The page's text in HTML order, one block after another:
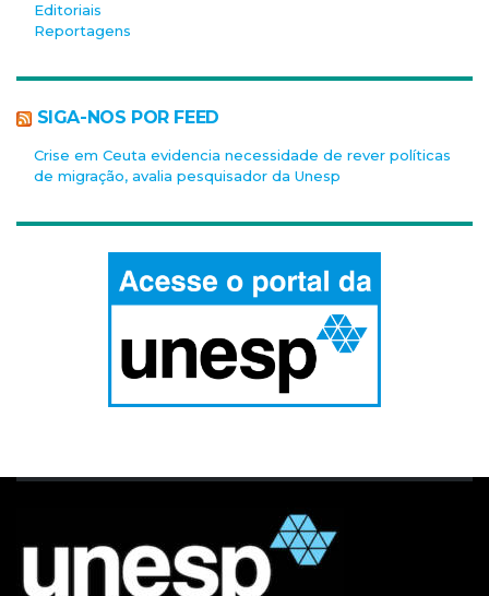
Editoriais
Reportagens
SIGA-NOS POR FEED
Crise em Ceuta evidencia necessidade de rever políticas
de migração, avalia pesquisador da Unesp